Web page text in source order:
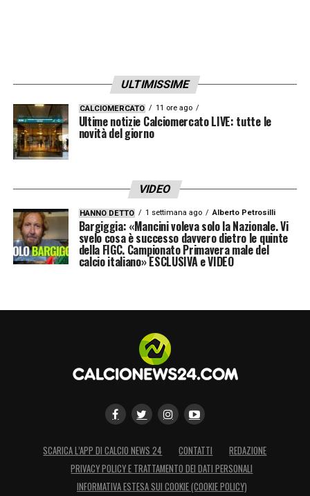
della consacrazione, ma per chi come noi
che lo vede sempre non è una sorpresa. È un
crack!».
LA PLAYLIST DELLE NOSTRE TOP NEWS
ULTIMISSIME
CALCIOMERCATO 11 ore ago
Ultime notizie Calciomercato LIVE: tutte le
novità del giorno
VIDEO
HANNO DETTO 1 settimana ago Alberto Petrosilli
Bargiggia: «Mancini voleva solo la Nazionale. Vi
svelo cosa è successo davvero dietro le quinte
della FIGC. Campionato Primavera male del
calcio italiano» ESCLUSIVA e VIDEO
SCARICA L’APP DI CALCIO NEWS 24 CONTATTI
REDAZIONE
PRIVACY POLICY E TRATTAMENTO DEI DATI PERSONALI
INFORMATIVA ESTESA SUI COOKIE (COOKIE POLICY)